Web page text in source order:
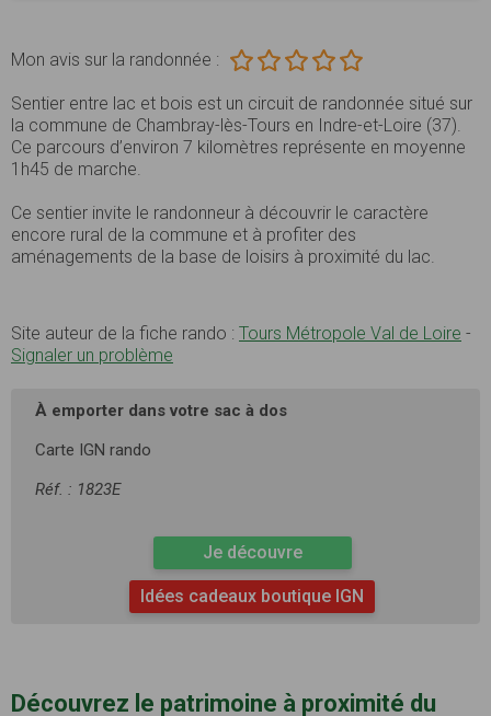
Mon avis sur la randonnée :
Sentier entre lac et bois est un circuit de randonnée situé sur
la commune de Chambray-lès-Tours en Indre-et-Loire (37).
Ce parcours d’environ 7 kilomètres représente en moyenne
1h45 de marche.
Ce sentier invite le randonneur à découvrir le caractère
encore rural de la commune et à profiter des
aménagements de la base de loisirs à proximité du lac.
Site auteur de la fiche rando : Tours Métropole Val de Loire -
Signaler un problème
À emporter dans votre sac à dos
Carte IGN rando
Réf. : 1823E
Je découvre
Idées cadeaux boutique IGN
Découvrez le patrimoine à proximité du